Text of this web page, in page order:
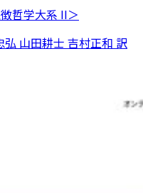
哲学大系 II＞
山田耕士 吉村正和 訳